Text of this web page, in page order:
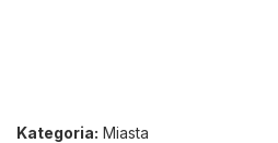
Kategoria: Miasta